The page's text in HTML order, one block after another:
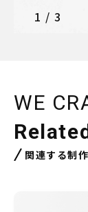
1 /3
WE
関連する制